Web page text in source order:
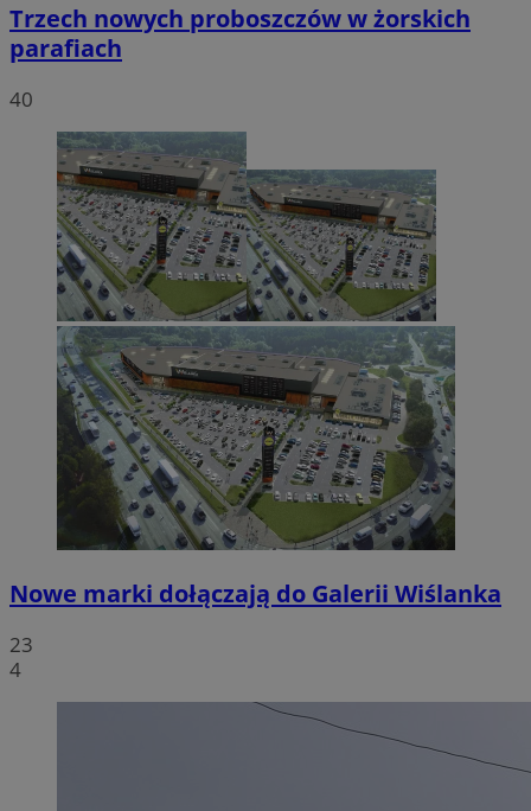
Trzech nowych proboszczów w żorskich
parafiach
40
Nowe marki dołączają do Galerii Wiślanka
23
4